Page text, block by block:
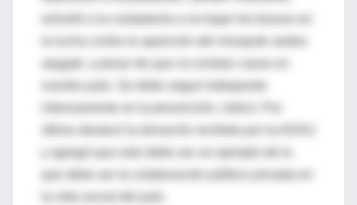
la lucha contra la aparición del mosquito aedes
aegypti, a pesar de que no existan casos en
nuestro país. Se debe seguir trabajando
y agregó que esto debe ser un ejemplo de lo